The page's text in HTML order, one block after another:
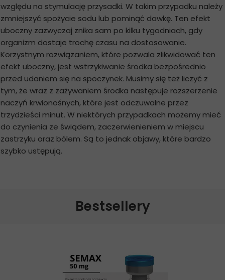
względu na stymulację przysadki. W takim przypadku należy
zmniejszyć spożycie sodu lub pominąć dawkę. Ten efekt
uboczny zazwyczaj znika sam po kilku tygodniach, gdy
organizm dostaje trochę czasu na dostosowanie.
Korzystnym rozwiązaniem, które pozwala zlikwidować ten
efekt uboczny, jest wstrzykiwanie środka bezpośrednio
przed udaniem się na spoczynek. Musimy się też liczyć z
tym, że wraz z zażywaniem środka następuje rozszerzenie
naczyń krwionośnych, które jest odczuwalne przez
trzydzieści minut. W niektórych przypadkach możemy mieć
do czynienia ze świądem, zaczerwienieniem w miejscu
zastrzyku oraz bólem. Są to jednak objawy, które bardzo
szybko ustępują.
Bestsellery